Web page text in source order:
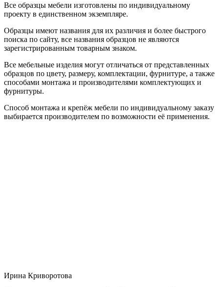
Все образцы мебели изготовлены по индивидуальному
проекту в единственном экземпляре.
Образцы имеют названия для их различия и более быстрого
поиска по сайту, все названия образцов не являются
зарегистрированным товарным знаком.
Все мебельные изделия могут отличаться от представленных
образцов по цвету, размеру, комплектации, фурнитуре, а также
способами монтажа и производителями комплектующих и
фурнитуры.
Способ монтажа и крепёж мебели по индивидуальному заказу
выбирается производителем по возможности её применения.
Ирина Криворотова